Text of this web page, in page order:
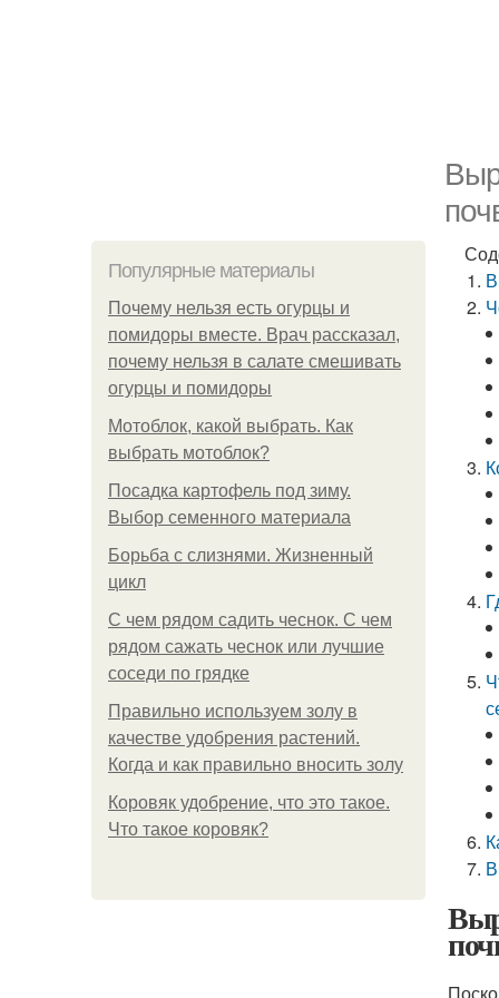
Популярные материалы
Почему нельзя есть огурцы и
помидоры вместе. Врач рассказал,
почему нельзя в салате смешивать
огурцы и помидоры
Мотоблок, какой выбрать. Как
выбрать мотоблок?
Посадка картофель под зиму.
Выбор семенного материала
Борьба с слизнями. Жизненный
цикл
С чем рядом садить чеснок. С чем
рядом сажать чеснок или лучшие
соседи по грядке
Правильно используем золу в
качестве удобрения растений.
Когда и как правильно вносить золу
Коровяк удобрение, что это такое.
Что такое коровяк?